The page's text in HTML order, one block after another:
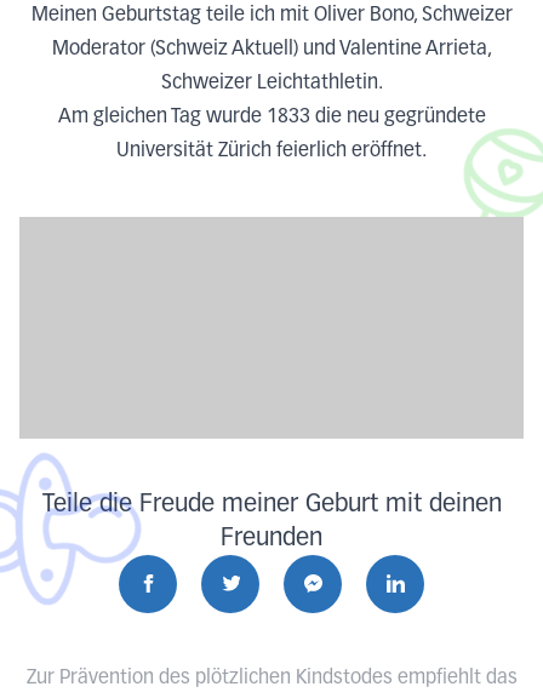
Meinen Geburtstag teile ich mit Oliver Bono, Schweizer
Moderator (Schweiz Aktuell) und Valentine Arrieta,
Schweizer Leichtathletin.
Am gleichen Tag wurde 1833 die neu gegründete
Universität Zürich feierlich eröffnet.
Teile die Freude meiner Geburt mit deinen
Freunden
Zur Prävention des plötzlichen Kindstodes empfiehlt das